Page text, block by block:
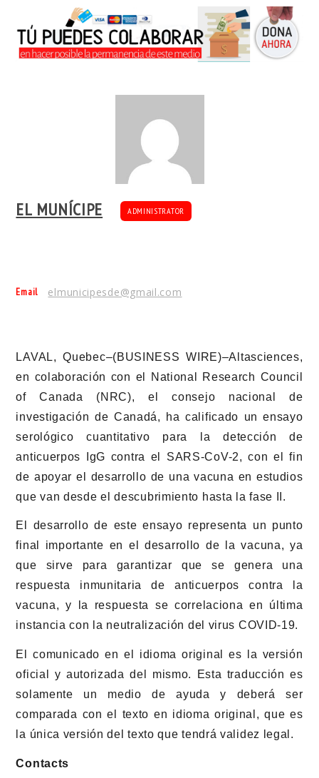
EL MUNÍCIPE ADMINISTRATOR
Email elmunicipesde@gmail.com
LAVAL, Quebec–(BUSINESS WIRE)–Altasciences,
en colaboración con el National Research Council
of Canada (NRC), el consejo nacional de
investigación de Canadá, ha calificado un ensayo
serológico cuantitativo para la detección de
anticuerpos IgG contra el SARS-CoV-2, con el fin
de apoyar el desarrollo de una vacuna en estudios
que van desde el descubrimiento hasta la fase II.
El desarrollo de este ensayo representa un punto
final importante en el desarrollo de la vacuna, ya
que sirve para garantizar que se genera una
respuesta inmunitaria de anticuerpos contra la
vacuna, y la respuesta se correlaciona en última
instancia con la neutralización del virus COVID-19.
El comunicado en el idioma original es la versión
oficial y autorizada del mismo. Esta traducción es
solamente un medio de ayuda y deberá ser
comparada con el texto en idioma original, que es
la única versión del texto que tendrá validez legal.
Contacts